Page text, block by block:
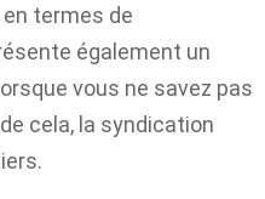
termes de
également un
vous ne savez pas
cela, la syndication